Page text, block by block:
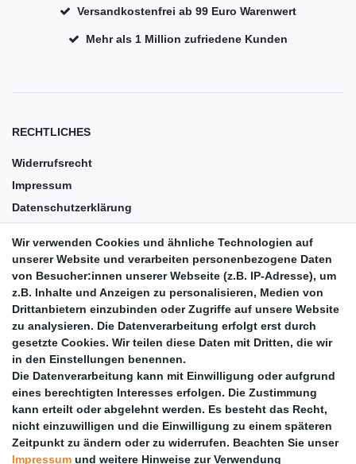
Versandkostenfrei ab 99 Euro Warenwert
Mehr als 1 Million zufriedene Kunden
RECHTLICHES
Widerrufsrecht
Impressum
Datenschutzerklärung
Barrierefreiheit
Anleitungen
Vertrag widerrufen
PARTNER
DHL
GLS
PaketPLUS
Wir verwenden Cookies und ähnliche Technologien auf
unserer Website und verarbeiten personenbezogene Daten
von Besucher:innen unserer Webseite (z.B. IP-Adresse), um
z.B. Inhalte und Anzeigen zu personalisieren, Medien von
Drittanbietern einzubinden oder Zugriffe auf unsere Website
zu analysieren. Die Datenverarbeitung erfolgt erst durch
gesetzte Cookies. Wir teilen diese Daten mit Dritten, die wir
in den Einstellungen benennen.
Die Datenverarbeitung kann mit Einwilligung oder aufgrund
eines berechtigten Interesses erfolgen. Die Zustimmung
kann erteilt oder abgelehnt werden. Es besteht das Recht,
nicht einzuwilligen und die Einwilligung zu einem späteren
Zeitpunkt zu ändern oder zu widerrufen. Beachten Sie unser
Impressum und weitere Hinweise zur Verwendung